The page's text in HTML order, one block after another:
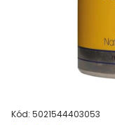
Kód: 5021544403053